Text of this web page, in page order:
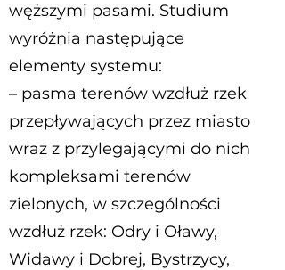
węższymi pasami. Studium
wyróżnia następujące
elementy systemu:
– pasma terenów wzdłuż rzek
przepływających przez miasto
wraz z przylegającymi do nich
kompleksami terenów
zielonych, w szczególności
wzdłuż rzek: Odry i Oławy,
Widawy i Dobrej, Bystrzycy,